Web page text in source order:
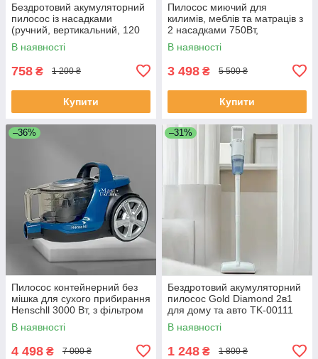
Бездротовий акумуляторний
пилосос із насадками
(ручний, вертикальний, 120
Вт) YY-100
В наявності
758 ₴ 1 200 ₴
Купити
Пилосос миючий для
килимів, меблів та матраців з
2 насадками 750Вт,
портативний екстрактор з
розпиленням води, MHC-
В наявності
3 498 ₴ 5 500 ₴
Купити
–36%
Пилосос контейнерний без
мішка для сухого прибирання
Henschll 3000 Вт, з фільтром
HEPA та телескопічною
трубою, XN19-89
В наявності
4 498 ₴ 7 000 ₴
–31%
Бездротовий акумуляторний
пилосос Gold Diamond 2в1
для дому та авто TK-00111
В наявності
1 248 ₴ 1 800 ₴